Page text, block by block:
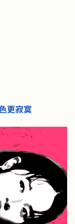
更寂寞